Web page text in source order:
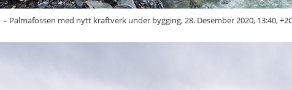
– Palmafossen med nytt kraftverk under bygging, 28. Desember 2020, 13:40,